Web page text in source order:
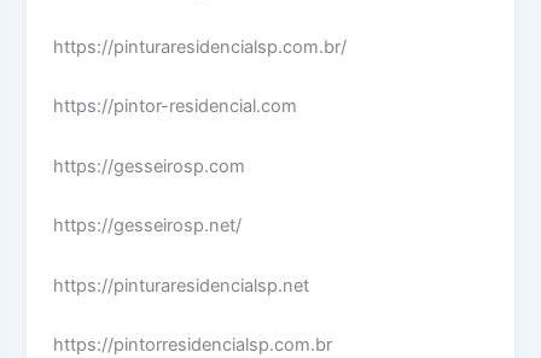
https://pinturaresidencialsp.com.br/
https://pintor-residencial.com
https://gesseirosp.com
https://gesseirosp.net/
https://pinturaresidencialsp.net
https://pintorresidencialsp.com.br